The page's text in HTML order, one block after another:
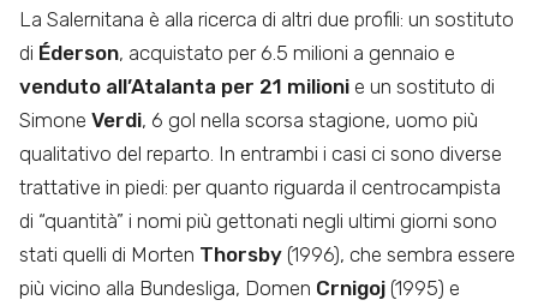
La Salernitana è alla ricerca di altri due profili: un sostituto
di Éderson, acquistato per 6.5 milioni a gennaio e
venduto all’Atalanta per 21 milioni e un sostituto di
Simone Verdi, 6 gol nella scorsa stagione, uomo più
qualitativo del reparto. In entrambi i casi ci sono diverse
trattative in piedi: per quanto riguarda il centrocampista
di “quantità” i nomi più gettonati negli ultimi giorni sono
stati quelli di Morten Thorsby (1996), che sembra essere
più vicino alla Bundesliga, Domen Crnigoj (1995) e